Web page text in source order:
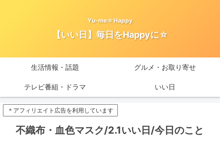
Yu-me☆Happy
【いい日】毎日をHappyに☆
生活情報・話題 グルメ・お取り寄せ
テレビ番組・ドラマ いい日
＊アフィリエイト広告を利用しています
不織布・血色マスク/2.1いい日/今日のこと